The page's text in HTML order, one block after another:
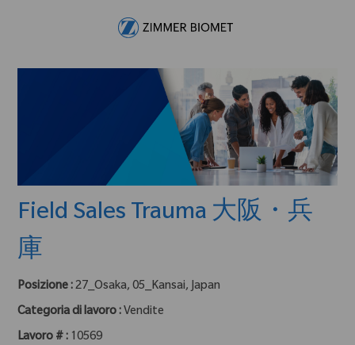
Field Sales Trauma 大阪・兵
庫
Posizione : 27_Osaka, 05_Kansai, Japan
Categoria di lavoro : Vendite
Lavoro # : 10569